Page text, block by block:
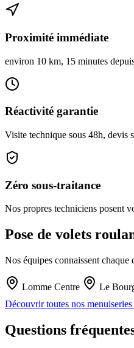
Proximité immédiate
environ 10 km, 15 minutes
Réactivité garantie
Visite technique sous 48h, devis
Zéro sous-traitance
Nos propres techniciens posent
Pose de volets
Nos équipes connaissent chaque
Lomme Centre Le
Découvrir toutes nos
Questions